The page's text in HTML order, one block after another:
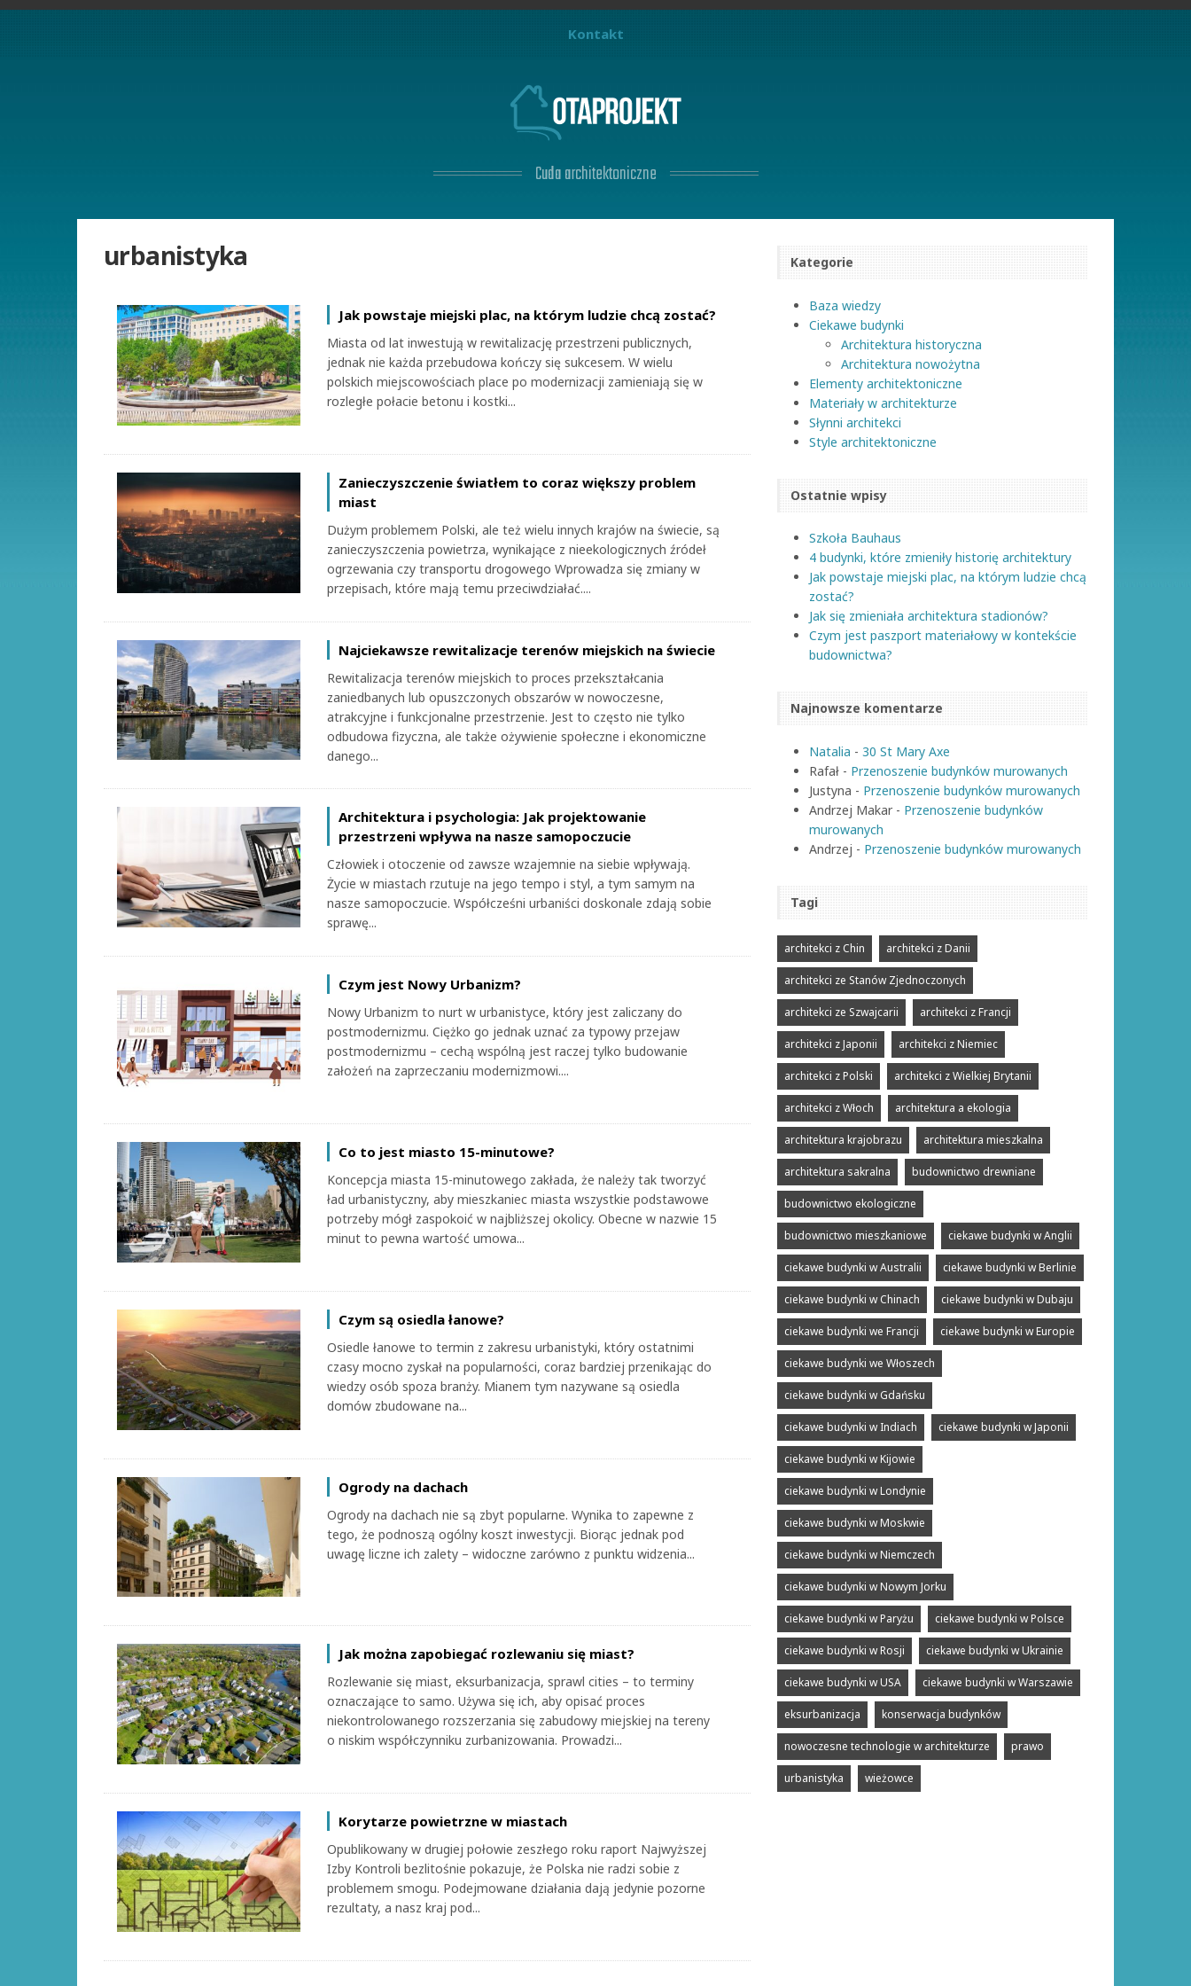
Kontakt
Cuda architektoniczne
urbanistyka
Jak powstaje miejski plac, na którym ludzie chcą zostać?
Miasta od lat inwestują w rewitalizację przestrzeni publicznych,
jednak nie każda przebudowa kończy się sukcesem. W wielu
polskich miejscowościach place po modernizacji zamieniają się w
rozległe połacie betonu i kostki...
Zanieczyszczenie światłem to coraz większy problem
miast
Dużym problemem Polski, ale też wielu innych krajów na świecie, są
zanieczyszczenia powietrza, wynikające z nieekologicznych źródeł
ogrzewania czy transportu drogowego Wprowadza się zmiany w
przepisach, które mają temu przeciwdziałać....
Najciekawsze rewitalizacje terenów miejskich na świecie
Rewitalizacja terenów miejskich to proces przekształcania
zaniedbanych lub opuszczonych obszarów w nowoczesne,
atrakcyjne i funkcjonalne przestrzenie. Jest to często nie tylko
odbudowa fizyczna, ale także ożywienie społeczne i ekonomiczne
danego...
Architektura i psychologia: Jak projektowanie
przestrzeni wpływa na nasze samopoczucie
Człowiek i otoczenie od zawsze wzajemnie na siebie wpływają.
Życie w miastach rzutuje na jego tempo i styl, a tym samym na
nasze samopoczucie. Współcześni urbaniści doskonale zdają sobie
sprawę...
Czym jest Nowy Urbanizm?
Nowy Urbanizm to nurt w urbanistyce, który jest zaliczany do
postmodernizmu. Ciężko go jednak uznać za typowy przejaw
postmodernizmu – cechą wspólną jest raczej tylko budowanie
założeń na zaprzeczaniu modernizmowi....
Co to jest miasto 15-minutowe?
Koncepcja miasta 15-minutowego zakłada, że należy tak tworzyć
ład urbanistyczny, aby mieszkaniec miasta wszystkie podstawowe
potrzeby mógł zaspokoić w najbliższej okolicy. Obecne w nazwie 15
minut to pewna wartość umowa...
Czym są osiedla łanowe?
Osiedle łanowe to termin z zakresu urbanistyki, który ostatnimi
czasy mocno zyskał na popularności, coraz bardziej przenikając do
wiedzy osób spoza branży. Mianem tym nazywane są osiedla
domów zbudowane na...
Ogrody na dachach
Ogrody na dachach nie są zbyt popularne. Wynika to zapewne z
tego, że podnoszą ogólny koszt inwestycji. Biorąc jednak pod
uwagę liczne ich zalety – widoczne zarówno z punktu widzenia...
Jak można zapobiegać rozlewaniu się miast?
Rozlewanie się miast, eksurbanizacja, sprawl cities – to terminy
oznaczające to samo. Używa się ich, aby opisać proces
niekontrolowanego rozszerzania się zabudowy miejskiej na tereny
o niskim współczynniku zurbanizowania. Prowadzi...
Korytarze powietrzne w miastach
Opublikowany w drugiej połowie zeszłego roku raport Najwyższej
Izby Kontroli bezlitośnie pokazuje, że Polska nie radzi sobie z
problemem smogu. Podejmowane działania dają jedynie pozorne
rezultaty, a nasz kraj pod...
Kategorie
Baza wiedzy
Ciekawe budynki
Architektura historyczna
Architektura nowożytna
Elementy architektoniczne
Materiały w architekturze
Słynni architekci
Style architektoniczne
Ostatnie wpisy
Szkoła Bauhaus
4 budynki, które zmieniły historię architektury
Jak powstaje miejski plac, na którym ludzie chcą
zostać?
Jak się zmieniała architektura stadionów?
Czym jest paszport materiałowy w kontekście
budownictwa?
Najnowsze komentarze
Natalia - 30 St Mary Axe
Rafał - Przenoszenie budynków murowanych
Justyna - Przenoszenie budynków murowanych
Andrzej Makar - Przenoszenie budynków
murowanych
Andrzej - Przenoszenie budynków murowanych
Tagi
architekci z Chin architekci z Danii
architekci ze Stanów Zjednoczonych
architekci ze Szwajcarii architekci z Francji
architekci z Japonii architekci z Niemiec
architekci z Polski architekci z Wielkiej Brytanii
architekci z Włoch architektura a ekologia
architektura krajobrazu architektura mieszkalna
architektura sakralna budownictwo drewniane
budownictwo ekologiczne
budownictwo mieszkaniowe ciekawe budynki w Anglii
ciekawe budynki w Australii ciekawe budynki w Berlinie
ciekawe budynki w Chinach ciekawe budynki w Dubaju
ciekawe budynki we Francji ciekawe budynki w Europie
ciekawe budynki we Włoszech
ciekawe budynki w Gdańsku
ciekawe budynki w Indiach ciekawe budynki w Japonii
ciekawe budynki w Kijowie
ciekawe budynki w Londynie
ciekawe budynki w Moskwie
ciekawe budynki w Niemczech
ciekawe budynki w Nowym Jorku
ciekawe budynki w Paryżu ciekawe budynki w Polsce
ciekawe budynki w Rosji ciekawe budynki w Ukrainie
ciekawe budynki w USA ciekawe budynki w Warszawie
eksurbanizacja konserwacja budynków
nowoczesne technologie w architekturze prawo
urbanistyka wieżowce